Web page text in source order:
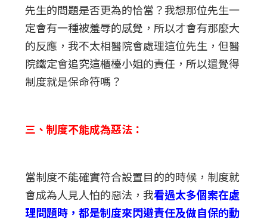
先生的問題是否更為的恰當？我想那位先生一
定會有一種被羞辱的感覺，所以才會有那麼大
的反應，我不太相醫院會處理這位先生，但醫
院鐵定會追究這櫃檯小姐的責任，所以還覺得
制度就是保命符嗎？
三、制度不能成為惡法：
當制度不能確實符合設置目的的時候，制度就
會成為人見人怕的惡法，我看過太多個案在處
理問題時，都是制度來閃避責任及做自保的動